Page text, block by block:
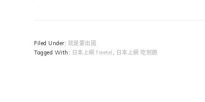
Filed Under: 就是要出國
Tagged With: 日本上網 freetel , 日本上網 吃到飽